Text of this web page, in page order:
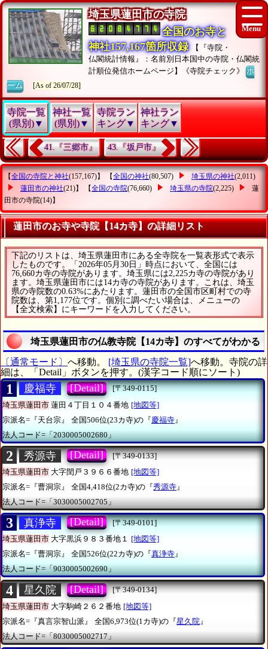
埼玉県蓮田市の寺院
全国のお寺と
神社157,167箇所収録
【『寺院・
仏閣統計情報』：名前別日本国中の寺院・仏閣統
計順位発信ホームページ】《寺院チェック》ホ
ーム
[As of 26/07/28]
寺院一覧
(県別)▼
神社一覧
(県別)▼
寺院ラン
キング▼
神社ラン
キング▼
41.『三郷市』 43.『坂戸市』
【全国の寺院と神社(157,167)】 【全国の神社(80,507) 埼玉県の神社(2,011)
蓮田市の神社(21)】 【全国の寺院(76,660) 埼玉県の寺院(2,225)
蓮
田市の寺院(14)】
蓮田市のお寺や寺院【14カ寺】の詳細リスト
下記のリストは、埼玉県蓮田市にある全寺院を一覧表形式で表示
したものです。「2026年05月30日」時点において、全国には
76,660カ寺の寺院があります。埼玉県には2,225カ寺の寺院があり
ます。埼玉県蓮田市には14カ寺の寺院があります。これは、埼玉
県の寺院数の0.63%にあたります。蓮田市の全国市区町村での寺
院数は、第1,177位です。個別に調べたい場合は、メニューの
【全文検索】にキーワードを入力してください。
埼玉県蓮田市の仏教寺院【14カ寺】のすべてがわかる
〔通常モード〕 へ移動。 [埼玉県の寺院一覧]へ移動。寺院の詳
細は、「Detail」ボタンを押す。(漢字コード順にソート)
1 慶福寺 [Detail]
[〒349-0115]
埼玉県蓮田市 蓮田４丁目１０４番地 [地図等]
宗派名=『天台宗』
全国506位(23カ寺)の『慶福寺 』
法人コード=「2030005002680」
2 秀源寺 [Detail]
[〒349-0133]
埼玉県蓮田市 大字閏戸３９６６番地 [地図等]
宗派名=『曹洞宗』
全国4,418位(2カ寺)の『秀源寺』
法人コード=「3030005002705」
3 真浄寺 [Detail]
[〒349-0101]
埼玉県蓮田市 大字黒浜９８３番地１ [地図等]
宗派名=『曹洞宗』
全国526位(22カ寺)の『真浄寺』
法人コード=「9030005002690」
4 星久院 [Detail]
[〒349-0134]
埼玉県蓮田市 大字駒崎２６２番地 [地図等]
宗派名=『真言宗智山派』
全国6,973位(1カ寺)の『星久院 』
法人コード=「8030005002717」